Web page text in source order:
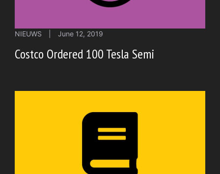
NIEUWS June 12, 2019
Costco Ordered 100 Tesla Semi